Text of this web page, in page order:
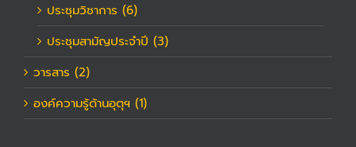
ประชุมวิชาการ (6)
ประชุมสามัญประจำปี (3)
วารสาร (2)
องค์ความรู้ด้านอุตุฯ (1)